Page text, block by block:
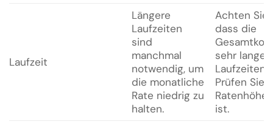
Laufzeit
Längere
Laufzeiten
sind
manchmal
notwendig, um
die monatliche
Rate niedrig zu
halten.
Achten Sie
dass die
sehr langen
Laufzeiten
Prüfen Sie,
Ratenhöhe
ist.